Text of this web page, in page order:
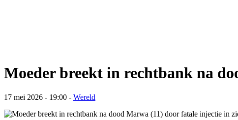
Moeder breekt in rechtbank na
17 mei 2026 - 19:00 - Wereld